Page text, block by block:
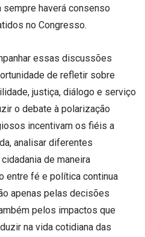
haverá consenso
no Congresso.
essas discussões
de refletir sobre
justiça, diálogo e serviço
o debate à polarização
incentivam os fiéis a
analisar diferentes
de maneira
entre fé e política continua
apenas pelas decisões
pelos impactos que
na vida cotidiana das